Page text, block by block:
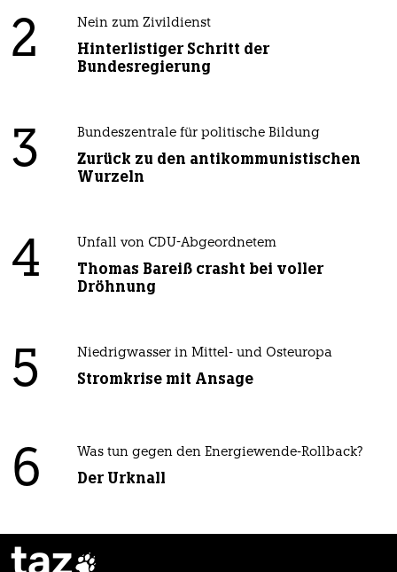
2 Nein zum Zivildienst
Hinterlistiger Schritt der
Bundesregierung
3 Bundeszentrale für politische Bildung
Zurück zu den antikommunistischen
Wurzeln
4 Unfall von CDU-Abgeordnetem
Thomas Bareiß crasht bei voller
Dröhnung
5 Niedrigwasser in Mittel- und Osteuropa
Stromkrise mit Ansage
6 Was tun gegen den Energiewende-Rollback?
Der Urknall
taz